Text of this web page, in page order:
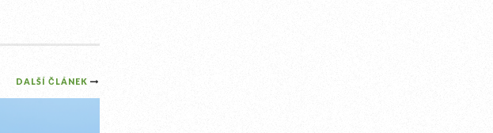
DALŠÍ ČLÁNEK